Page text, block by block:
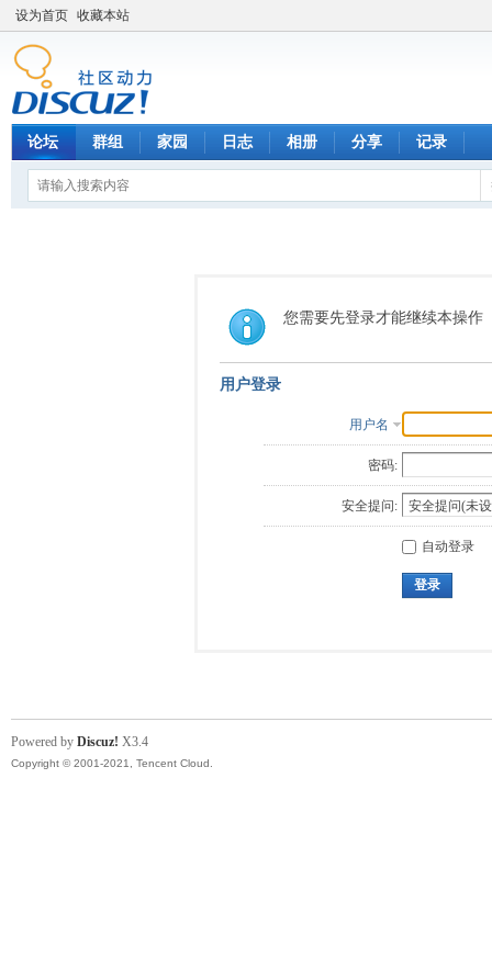
设为首页 收藏本站
论坛 群组 家园 日志 相册 分享 记录
您需要先登录才能继续本操作
用户登录
用户名
密码:
安全提问:
自动登录
登录
Powered by Discuz! X3.4
Copyright © 2001-2021, Tencent Cloud.